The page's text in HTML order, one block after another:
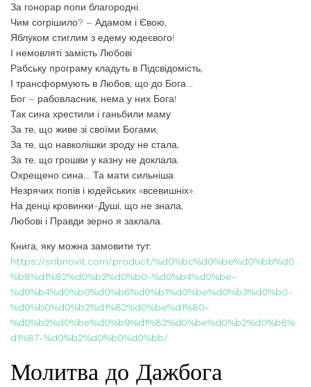
За гонорар попи благородні.
Чим согрішило? – Адамом і Євою,
Яблуком стиглим з едему юдеєвого!
І немовляті замість Любові
Рабську програму кладуть в Підсвідомість,
І трансформують в Любов, що до Бога…
Бог – рабовласник, нема у них Бога!
Так сина хрестили і ганьбили маму
За те, що живе зі своїми Богами,
За те, що навколішки зроду не стала,
За те, що грошви у казну не доклала.
Охрещено сина… Та мати сильніша
Незрячих попів і юдейських «всевишніх».
На денці кровинки-Душі, що не знала,
Любові і Правди зерно я заклала.
Книга, яку можна замовити тут:
https://sribnovit.com/product/%d0%bc%d0%be%d0%bb%d0
%b8%d1%82%d0%b2%d0%b0-%d0%b4%d0%be-
%d0%b4%d0%b0%d0%b6%d0%b1%d0%be%d0%b3%d0%b0-
%d0%b0%d0%b2%d1%82%d0%be%d1%80-
%d0%b2%d0%be%d0%b9%d1%82%d0%be%d0%b2%d0%b8%
d1%87-%d0%b2%d0%b0%d0%bb/
Молитва до Дажбога